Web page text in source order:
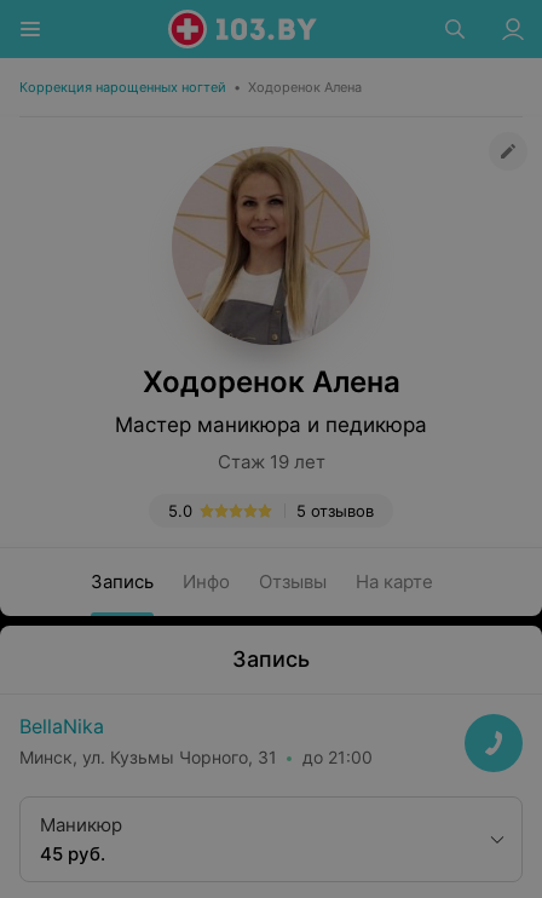
Коррекция нарощенных ногтей • Ходоренок Алена
Ходоренок Алена
Мастер маникюра и педикюра
Стаж 19 лет
5 отзывов
5.0
Запись Инфо Отзывы На карте
Запись
BellaNika
Минск, ул. Кузьмы Чорного, 31 до 21:00
Маникюр
45 руб.